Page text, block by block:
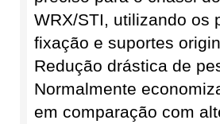
WRX/STI, utilizando os
fixação e suportes
Redução drástica de
Normalmente
em comparação com